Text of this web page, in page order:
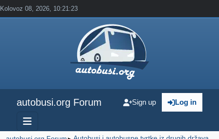
Kolovoz 08, 2026, 10:21:23
autobusi.org Forum Log in
Sign up